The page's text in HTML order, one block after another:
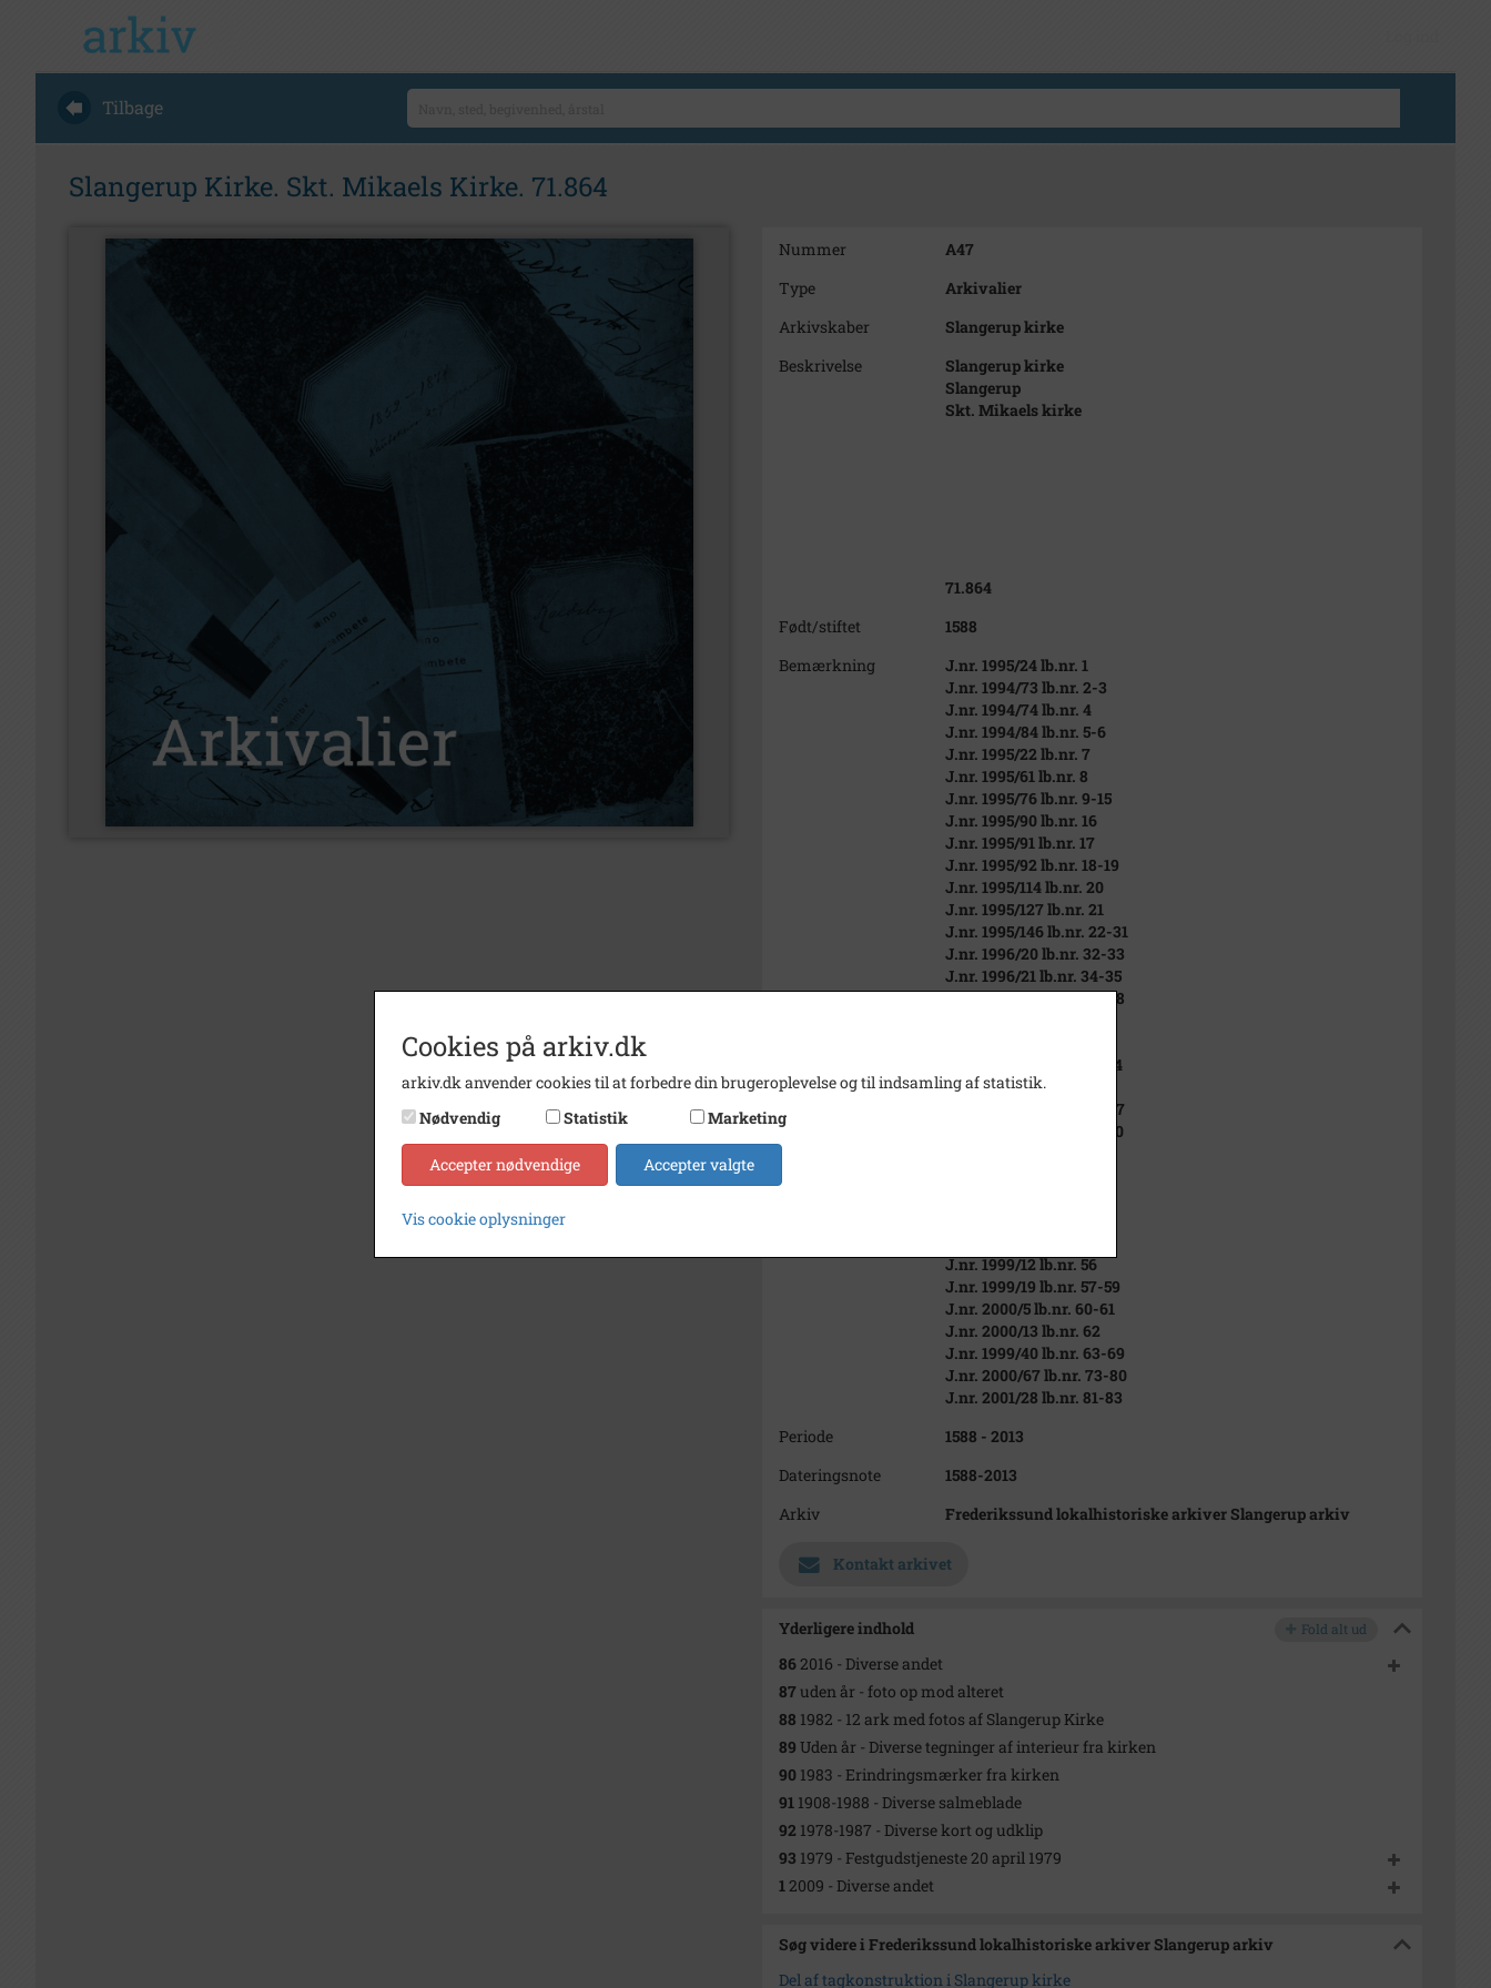
Tilbage
Slangerup Kirke. Skt. Mikaels Kirke. 71.864
Nummer
A47
Type
Arkivalier
Arkivskaber
Slangerup kirke
Beskrivelse
Slangerup kirke
Slangerup
Skt. Mikaels kirke
71.864
Født/stiftet
1588
Bemærkning
J.nr. 1995/24 lb.nr. 1
J.nr. 1994/73 lb.nr. 2-3
J.nr. 1994/74 lb.nr. 4
J.nr. 1994/84 lb.nr. 5-6
J.nr. 1995/22 lb.nr. 7
J.nr. 1995/61 lb.nr. 8
J.nr. 1995/76 lb.nr. 9-15
J.nr. 1995/90 lb.nr. 16
J.nr. 1995/91 lb.nr. 17
J.nr. 1995/92 lb.nr. 18-19
J.nr. 1995/114 lb.nr. 20
J.nr. 1995/127 lb.nr. 21
J.nr. 1995/146 lb.nr. 22-31
J.nr. 1996/20 lb.nr. 32-33
J.nr. 1996/21 lb.nr. 34-35
J.nr. 1996/24 lb.nr. 36-38
J.nr. 1997/10 lb.nr. 42-44
J.nr. 1997/34 lb.nr. 45
J.nr. 1997/37 lb.nr. 46-47
J.nr. 1998/22 lb.nr. 48-50
J.nr. 1999/12 lb.nr. 56
J.nr. 1999/19 lb.nr. 57-59
J.nr. 2000/5 lb.nr. 60-61
J.nr. 2000/13 lb.nr. 62
J.nr. 1999/40 lb.nr. 63-69
J.nr. 2000/67 lb.nr. 73-80
J.nr. 2001/28 lb.nr. 81-83
Periode
1588 - 2013
Dateringsnote
1588-2013
Arkiv
Frederikssund lokalhistoriske arkiver Slangerup arkiv
Kontakt arkivet
Yderligere indhold Fold alt ud
862016 - Diverse andet
87 uden år - foto op mod alteret
88 1982 - 12 ark med fotos af Slangerup Kirke
89 Uden år - Diverse tegninger af interieur fra kirken
90 1983 - Erindringsmærker fra kirken
91 1908-1988 - Diverse salmeblade
92 1978-1987 - Diverse kort og udklip
93 1979 - Festgudstjeneste 20 april 1979
12009 - Diverse andet
Søg videre i Frederikssund lokalhistoriske arkiver Slangerup arkiv
Del af tagkonstruktion i Slangerup kirke
Cookies på arkiv.dk
arkiv.dk anvender cookies til at forbedre din brugeroplevelse og til indsamling af statistik.
Nødvendig
Statistik Marketing
Accepter nødvendige Accepter valgte
Vis cookie oplysninger